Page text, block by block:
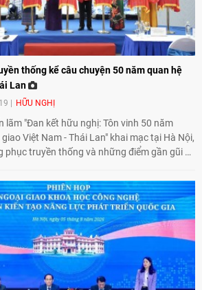
thống kể câu chuyện 50 năm quan hệ
Lan
HỮU NGHỊ
lãm "Đan kết hữu nghị: Tôn vinh 50 năm
Việt Nam - Thái Lan" khai mạc tại Hà Nội,
phục truyền thống và những điểm gần gũi về
trong chặng đường nửa thế kỷ quan hệ